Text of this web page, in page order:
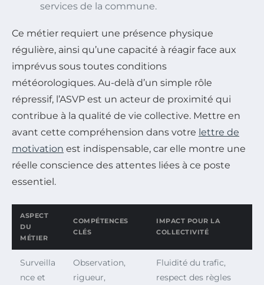
services de la commune.
Ce métier requiert une présence physique
régulière, ainsi qu’une capacité à réagir face aux
imprévus sous toutes conditions
météorologiques. Au-delà d’un simple rôle
répressif, l’ASVP est un acteur de proximité qui
contribue à la qualité de vie collective. Mettre en
avant cette compréhension dans votre lettre de
motivation est indispensable, car elle montre une
réelle conscience des attentes liées à ce poste
essentiel.
ASPECT
DU
MÉTIER
COMPÉTENCES
CLÉS
IMPACT POUR LA
COLLECTIVITÉ
Surveilla
nce et
Observation,
rigueur,
Fluidité du trafic,
respect des règles